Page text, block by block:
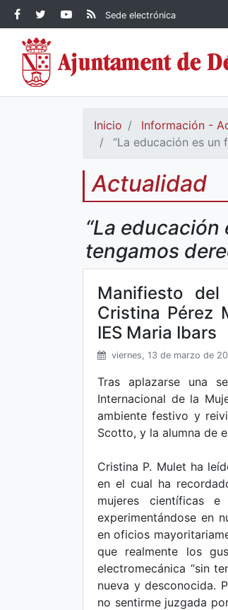
Contenido principal
Facebook Ayuntamiento de
Dénia
Ayuntamiento de Dénia
YouTube
Ayuntamiento de
RSS Actualidad
Ayuntamiento de
Sede electrónica
Inicio
Información -
“La educación es
Actualidad
“La
tengamos
Manifiesto
Cristina Pérez
IES Maria Ibars
viernes, 13 de marzo de
Tras aplazarse una
Internacional de la
ambiente festivo y
Scotto, y la alumna de
Cristina P. Mulet ha
en el cual ha
mujeres científicas
experimentándose en
en oficios
que realmente los
electromecánica “sin
nueva y desconocida.
no sentirme juzgada